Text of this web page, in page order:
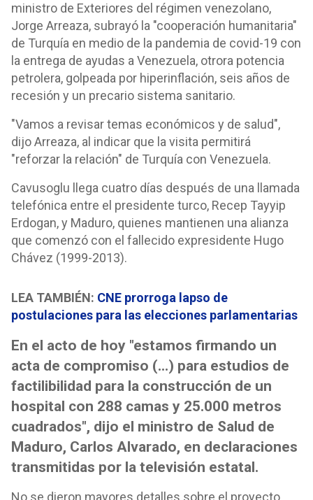
ministro de Exteriores del régimen venezolano,
Jorge Arreaza, subrayó la "cooperación humanitaria"
de Turquía en medio de la pandemia de covid-19 con
la entrega de ayudas a Venezuela, otrora potencia
petrolera, golpeada por hiperinflación, seis años de
recesión y un precario sistema sanitario.
"Vamos a revisar temas económicos y de salud",
dijo Arreaza, al indicar que la visita permitirá
"reforzar la relación" de Turquía con Venezuela.
Cavusoglu llega cuatro días después de una llamada
telefónica entre el presidente turco, Recep Tayyip
Erdogan, y Maduro, quienes mantienen una alianza
que comenzó con el fallecido expresidente Hugo
Chávez (1999-2013).
LEA TAMBIÉN: CNE prorroga lapso de
postulaciones para las elecciones parlamentarias
En el acto de hoy "estamos firmando un
acta de compromiso (...) para estudios de
factilibilidad para la construcción de un
hospital con 288 camas y 25.000 metros
cuadrados", dijo el ministro de Salud de
Maduro, Carlos Alvarado, en declaraciones
transmitidas por la televisión estatal.
No se dieron mayores detalles sobre el proyecto